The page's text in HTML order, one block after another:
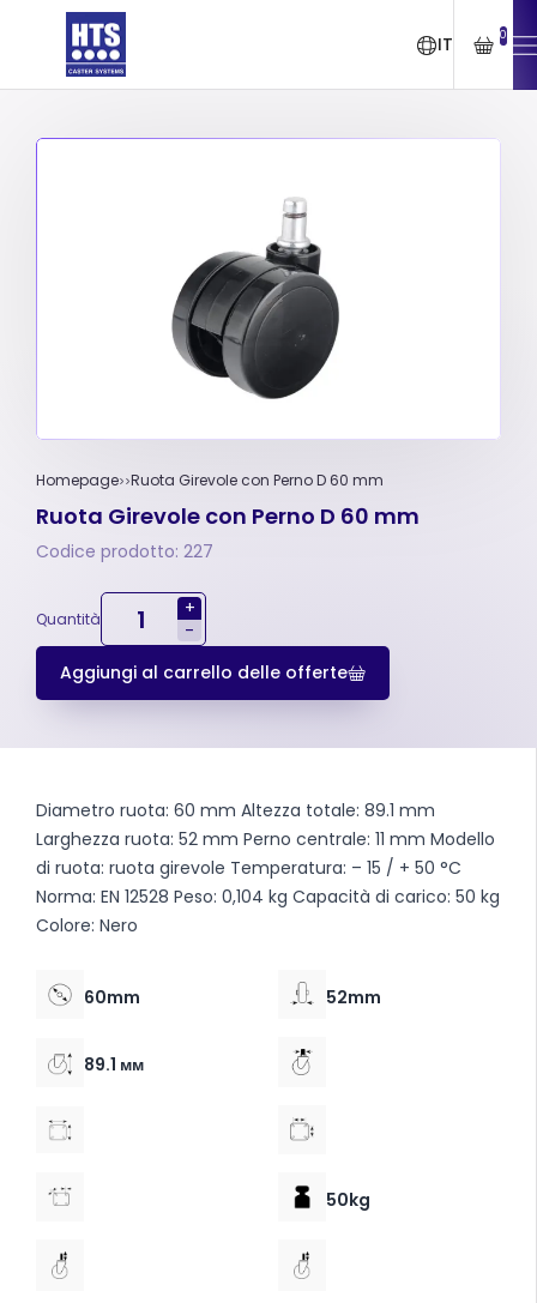
IT 0
Homepage Ruota Girevole con Perno D 60 mm
Ruota Girevole con Perno D 60 mm
Codice prodotto: 227
Quantità
+
-
Aggiungi al carrello delle offerte
Diametro ruota: 60 mm Altezza totale: 89.1 mm
Larghezza ruota: 52 mm Perno centrale: 11 mm Modello
di ruota: ruota girevole Temperatura: – 15 / + 50 °C
Norma: EN 12528 Peso: 0,104 kg Capacità di carico: 50 kg
Colore: Nero
60mm 52mm
89.1 мм
50kg